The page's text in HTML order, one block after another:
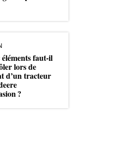
éléments faut-il
lors de
d’un tracteur
?